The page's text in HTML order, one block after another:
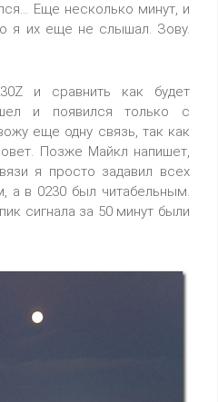
Еще несколько минут, и
я их еще не слышал. Зову.
и сравнить как будет
и появился только с
еще одну связь, так как
Позже Майкл напишет,
я просто задавил всех
а в 0230 был читабельным.
сигнала за 50 минут были